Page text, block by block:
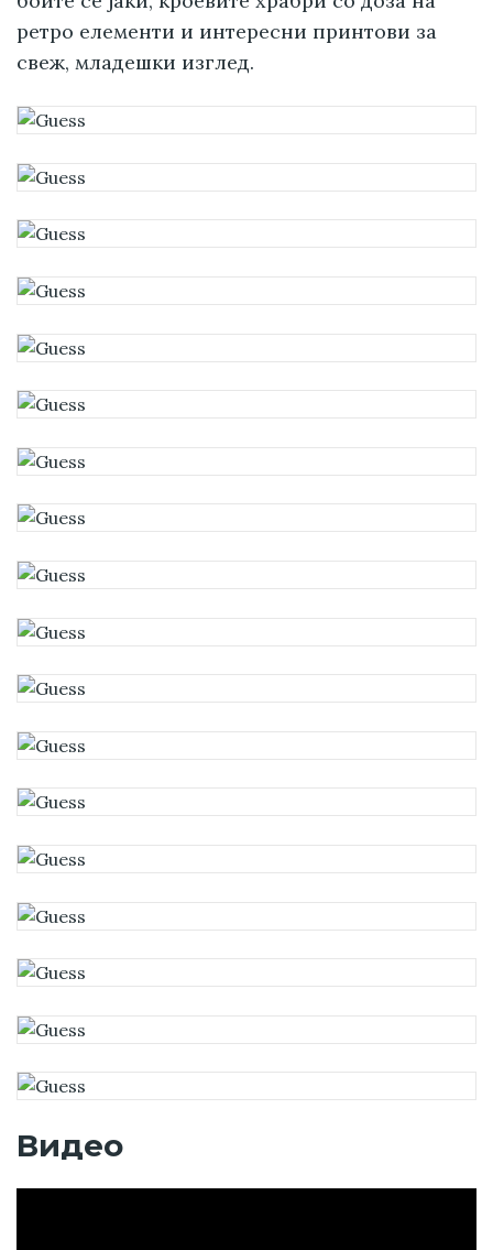
ретро елементи и интересни принтови за
свеж, младешки изглед.
Видео